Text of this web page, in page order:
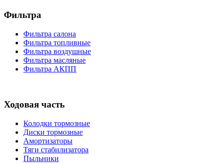
Фильтра
Фильтра салона
Фильтра топливные
Фильтра воздушные
Фильтра масляные
Фильтра АКПП
Ходовая часть
Колодки тормозные
Диски тормозные
Амортизаторы
Тяги стабилизатора
Пыльники